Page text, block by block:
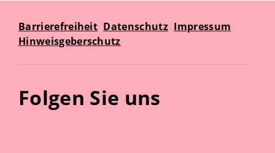
Barrierefreiheit Datenschutz Impressum
Hinweisgeberschutz
Folgen Sie uns